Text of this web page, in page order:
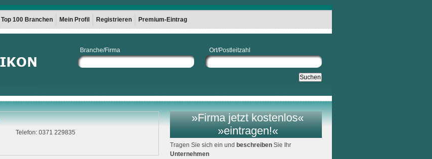
Top 100 Branchen Mein Profil Registrieren Premium-Eintrag
Branche/Firma Ort/Postleitzahl
Telefon: 0371 229835
»Firma jetzt kostenlos«
»eintragen!«
Tragen Sie sich ein und beschreibenSie Ihr
Unternehmen